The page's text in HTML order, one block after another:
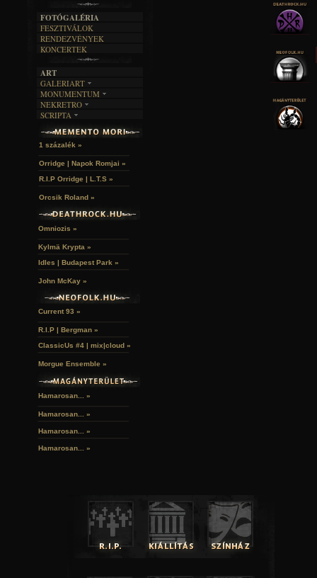
FOTÓGALÉRIA
FESZTIVÁLOK
RENDEZVÉNYEK
KONCERTEK
ART
GALERIART
ARTGALERI
KÉPREGÉNYEK
LAKÁSKULTS
MONUMENTUM
TEMETŐK
TEMPLOMOK
VÁRAK
HELYEK
NEKRETRO
SZUBKULT
FEKETE LYUK
RELIKVIÁK
SCRIPTA
NOVELLÁK
VERSEK
1 százalék »
Orridge | Napok Romjai »
R.I.P Orridge | L.T.S »
Orcsik Roland »
Omniozis »
Kylmä Krypta »
Idles | Budapest Park »
John McKay »
Current 93 »
R.I.P | Bergman »
ClassicUs #4 | mix|cloud »
Morgue Ensemble »
Hamarosan... »
Hamarosan... »
Hamarosan... »
Hamarosan... »